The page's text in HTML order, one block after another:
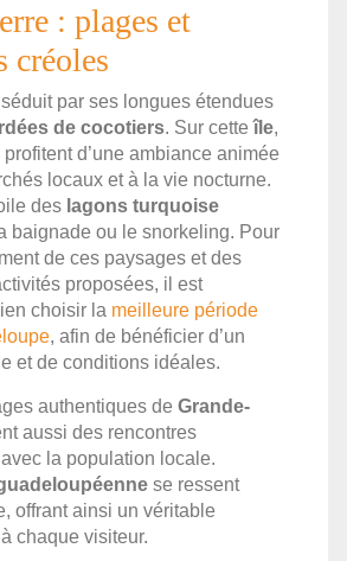
: plages et
créoles
séduit par ses longues étendues
de cocotiers. Sur cetteîle,
profitent d’une ambiance animée
locaux et à la vie nocturne.
des lagons turquoise
baignade ou le snorkeling. Pour
de ces paysages et des
proposées, il est
choisir la meilleure période
, afin de bénéficier d’un
et de conditions idéales.
authentiques de Grande-
aussi des rencontres
la population locale.
se ressent
offrant ainsi un véritable
chaque visiteur.